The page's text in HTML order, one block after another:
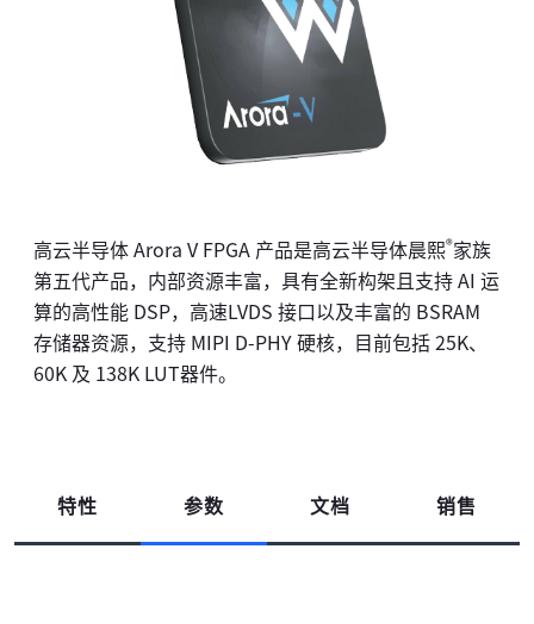
高云半导体 Arora V FPGA 产品是高云半导体晨熙®家族
第五代产品，内部资源丰富，具有全新构架且支持 AI 运
算的高性能 DSP，高速LVDS 接口以及丰富的 BSRAM
存储器资源，支持 MIPI D-PHY 硬核，目前包括 25K、
60K 及 138K LUT器件。
特性 参数 文档 销售